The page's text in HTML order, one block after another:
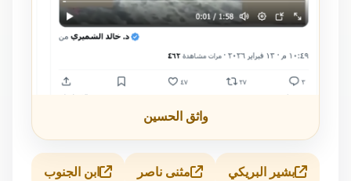
واثق الحسين
بشير البريكي مثنى ناصر ابن الجنوب